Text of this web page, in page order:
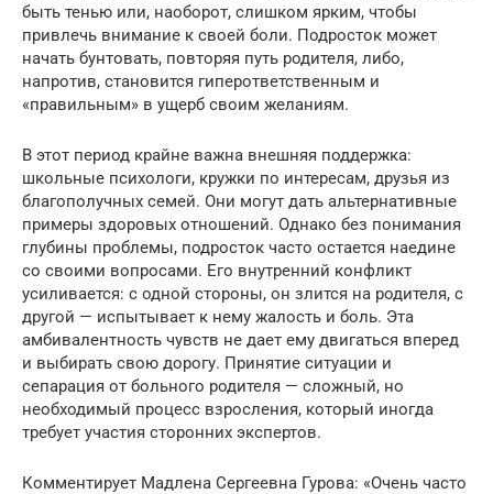
быть тенью или, наоборот, слишком ярким, чтобы
привлечь внимание к своей боли. Подросток может
начать бунтовать, повторяя путь родителя, либо,
напротив, становится гиперответственным и
«правильным» в ущерб своим желаниям.
В этот период крайне важна внешняя поддержка:
школьные психологи, кружки по интересам, друзья из
благополучных семей. Они могут дать альтернативные
примеры здоровых отношений. Однако без понимания
глубины проблемы, подросток часто остается наедине
со своими вопросами. Его внутренний конфликт
усиливается: с одной стороны, он злится на родителя, с
другой — испытывает к нему жалость и боль. Эта
амбивалентность чувств не дает ему двигаться вперед
и выбирать свою дорогу. Принятие ситуации и
сепарация от больного родителя — сложный, но
необходимый процесс взросления, который иногда
требует участия сторонних экспертов.
Комментирует Мадлена Сергеевна Гурова: «Очень часто